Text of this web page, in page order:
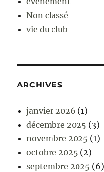
Non classé
vie du club
ARCHIVES
janvier 2026 (1)
décembre 2025 (3)
novembre 2025 (1)
octobre 2025 (2)
septembre 2025 (6)